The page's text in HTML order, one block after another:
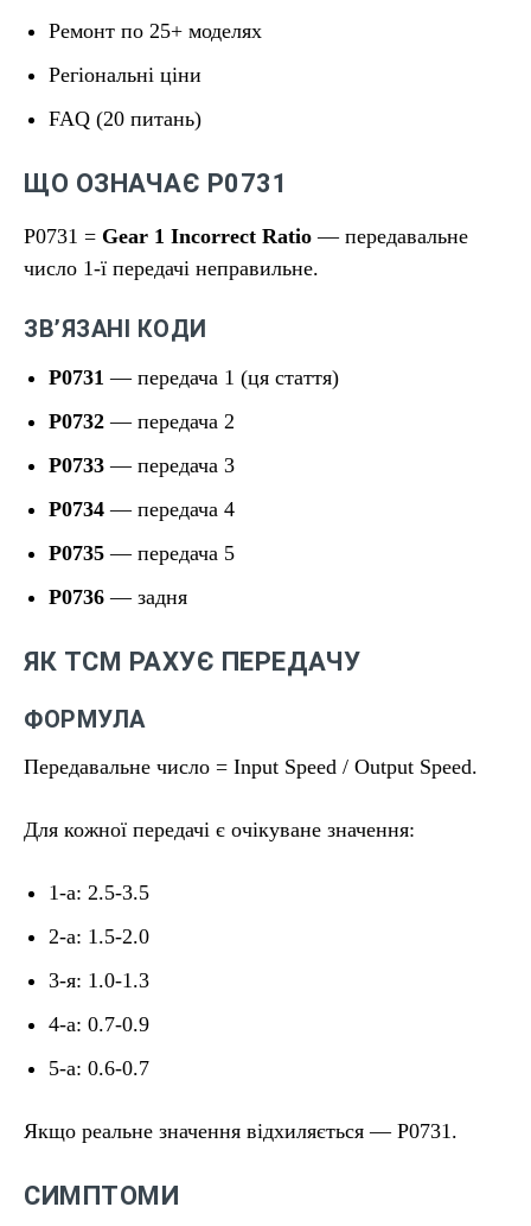
Ремонт по 25+ моделях
Регіональні ціни
FAQ (20 питань)
ЩО ОЗНАЧАЄ P0731
P0731 = Gear 1 Incorrect Ratio — передавальне
число 1-ї передачі неправильне.
ЗВʼЯЗАНІ КОДИ
P0731 — передача 1 (ця стаття)
P0732 — передача 2
P0733 — передача 3
P0734 — передача 4
P0735 — передача 5
P0736 — задня
ЯК TCM РАХУЄ ПЕРЕДАЧУ
ФОРМУЛА
Передавальне число = Input Speed / Output Speed.
Для кожної передачі є очікуване значення:
1-а: 2.5-3.5
2-а: 1.5-2.0
3-я: 1.0-1.3
4-а: 0.7-0.9
5-а: 0.6-0.7
Якщо реальне значення відхиляється — P0731.
СИМПТОМИ